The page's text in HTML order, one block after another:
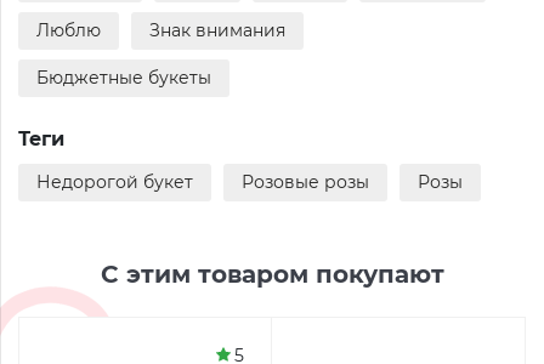
Люблю Знак внимания
Бюджетные букеты
Теги
Недорогой букет Розовые розы Розы
С этим товаром покупают
5